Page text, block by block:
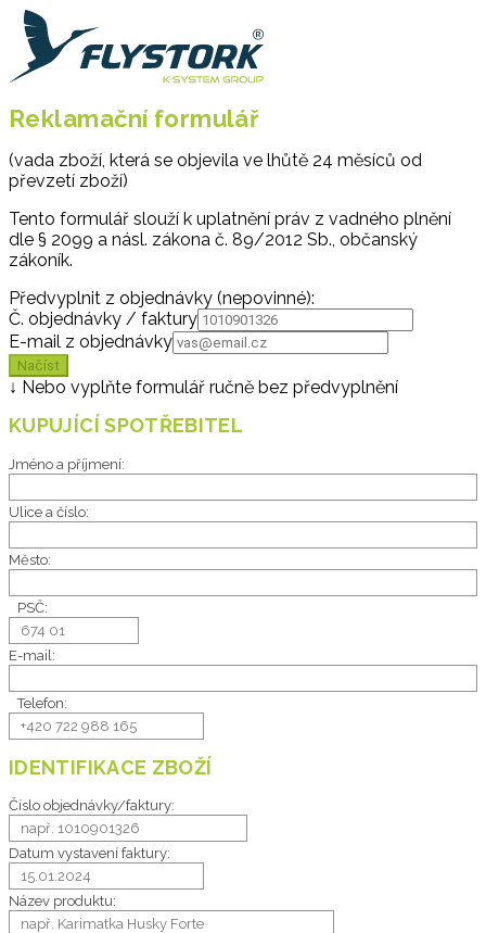
Reklamační formulář
(vada zboží, která se objevila ve lhůtě 24 měsíců od
převzetí zboží)
Tento formulář slouží k uplatnění práv z vadného plnění
dle § 2099 a násl. zákona č. 89/2012 Sb., občanský
zákoník.
Předvyplnit z objednávky (nepovinné):
Č. objednávky / faktury
E-mail z objednávky
Načíst
↓ Nebo vyplňte formulář ručně bez předvyplnění
KUPUJÍCÍ SPOTŘEBITEL
Jméno a příjmení:
Ulice a číslo:
Město:
PSČ:
E-mail:
Telefon:
IDENTIFIKACE ZBOŽÍ
Číslo objednávky/faktury:
Datum vystavení faktury:
Název produktu: